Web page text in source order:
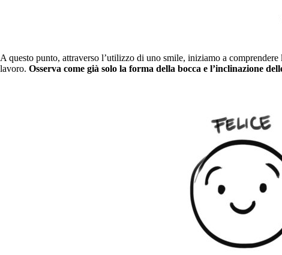
A questo punto, attraverso l’utilizzo di uno smile, iniziamo a
lavoro. Osserva come già solo la forma della bocca e l’inclinazione